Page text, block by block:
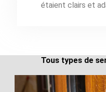
étaient clairs et
Tous types de